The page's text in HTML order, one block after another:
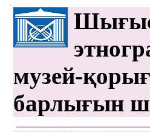
музей-
барлығын